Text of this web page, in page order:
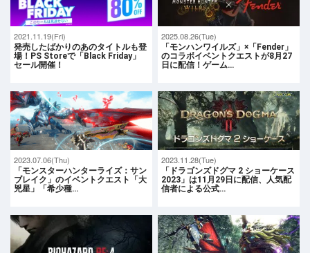
2021.11.19(Fri)
発売したばかりのあのタイトルも登
場！PS Storeで「Black Friday」
セール開催！
2025.08.26(Tue)
「モンハンワイルズ」×「Fender」
のコラボイベントクエストが8月27
日に配信！ゲーム…
2023.07.06(Thu)
「モンスターハンターライズ：サン
ブレイク」のイベントクエスト「大
兇星」「希少種…
2023.11.28(Tue)
「ドラゴンズドグマ 2 ショーケース
2023」は11月29日に配信、人気配
信者による公式…